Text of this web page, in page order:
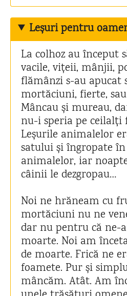
Leșuri pentru
La colhoz au început
vacile, vițeii, mânjii,
flămânzi s-au apucat
mortăciuni, fierte,
Mâncau și mureau,
nu-i speria pe ceilalți
Leșurile animalelor
satului și îngropate
animalelor, iar
câinii le dezgropau…
Noi ne hrăneam cu
mortăciuni nu ne
dar nu pentru că ne-
moarte. Noi am
de moarte. Frică ne
foamete. Pur și
mâncăm. Atât. Am